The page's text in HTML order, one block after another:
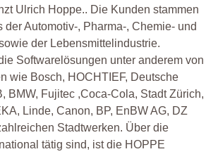
Ulrich Hoppe.. Die Kunden stammen
der Automotiv-, Pharma-, Chemie- und
der Lebensmittelindustrie.
Softwarelösungen unter anderem von
wie Bosch, HOCHTIEF, Deutsche
BMW, Fujitec ,Coca-Cola, Stadt Zürich,
Linde, Canon, BP, EnBW AG, DZ
Stadtwerken. Über die
tätig sind, ist die HOPPE